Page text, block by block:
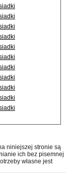
niniejszej stronie są
ich bez pisemnej
własne jest